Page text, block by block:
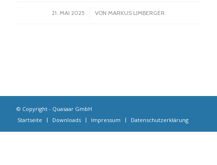
21. MAI 2025
/ VONMARKUS LIMBERGER
© Copyright - Quasaar GmbH
Startseite
Downloads Impressum Datenschutzerklärung